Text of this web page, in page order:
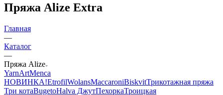
Пряжа Alize Extra
Главная
—
Каталог
—
Пряжа Alize
YarnArtMenca
НОВИНКА!EtrofilWolansMaccaroniBiskvitТрикотажная пряжа
Три котаBugetoHalva ДжутПехоркаТроицкая